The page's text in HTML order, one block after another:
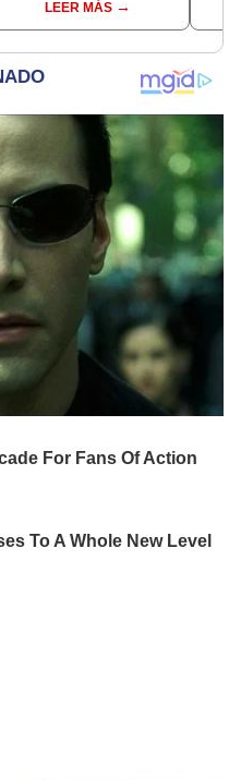
EjecutivoLEER MÁS